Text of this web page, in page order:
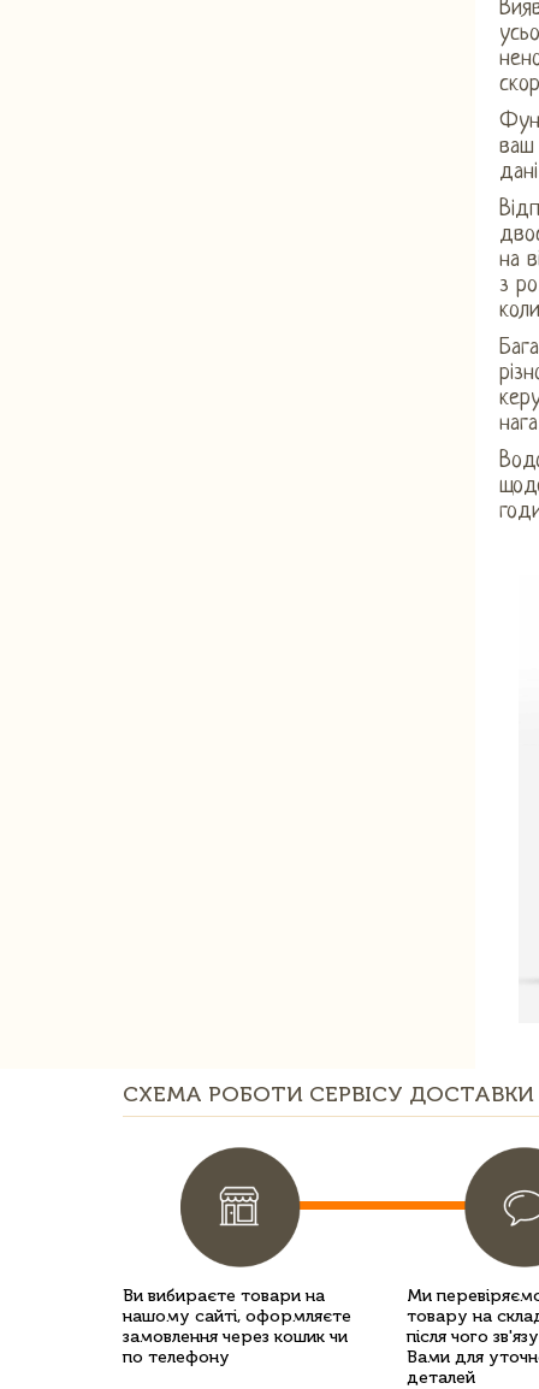
ваш
на
з
коли
СХЕМА РОБОТИ СЕРВІСУ ДОСТАВКИ
Ви вибираєте товари на
нашому сайті, оформляєте
замовлення через кошик чи
по телефону
Ми
товару на
після чого
Вами для
деталей